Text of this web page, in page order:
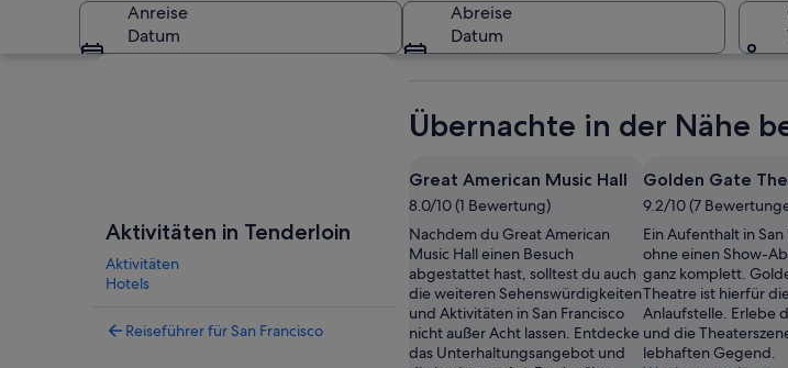
Ein prächtiges Gebäude mit Kuppel und Säulen, umgeben von
Anreise
Datum
Abreise
Datum
Aktivitäten in Tenderloin
Aktivitäten
Hotels
Reiseführer für San Francisco
Übernachte in der Nähe
Great American Music Hall
8.0/10 (1 Bewertung)
Nachdem du Great American
Music Hall einen Besuch
abgestattet hast, solltest du auch
die weiteren Sehenswürdigkeiten
und Aktivitäten in San Francisco
nicht außer Acht lassen. Entdecke
das Unterhaltungsangebot und
Golden Gate
9.2/10 (7
Ein Aufenthalt in San
ohne einen Show-
ganz komplett.
Theatre ist hierfür
Anlaufstelle. Erlebe
und die
lebhaften Gegend.